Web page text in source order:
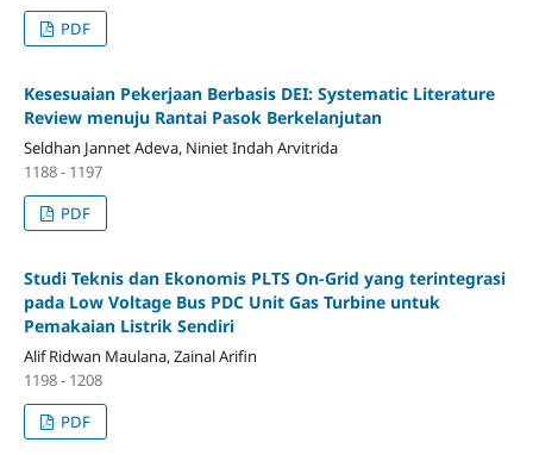
PDF
Kesesuaian Pekerjaan Berbasis DEI: Systematic Literature
Review menuju Rantai Pasok Berkelanjutan
Seldhan Jannet Adeva, Niniet Indah Arvitrida
1188 - 1197
PDF
Studi Teknis dan Ekonomis PLTS On-Grid yang terintegrasi
pada Low Voltage Bus PDC Unit Gas Turbine untuk
Pemakaian Listrik Sendiri
Alif Ridwan Maulana, Zainal Arifin
1198 - 1208
PDF